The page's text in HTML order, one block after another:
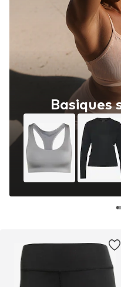
Basiques